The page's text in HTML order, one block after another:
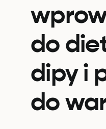
do
dipy i
do